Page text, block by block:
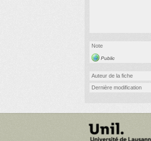
Note
Public
Auteur de la fiche
Dernière modification